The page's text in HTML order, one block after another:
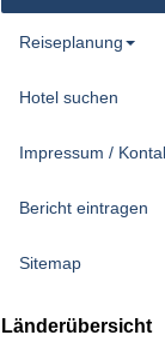
Reiseplanung
Hotel suchen
Impressum /
Bericht eintragen
Sitemap
Länderübersicht